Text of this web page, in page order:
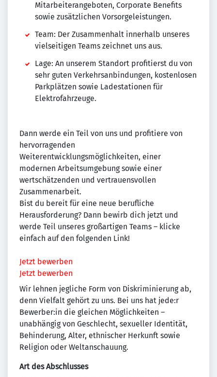
Mitarbeiterangeboten, Corporate Benefits
sowie zusätzlichen Vorsorgeleistungen.
Team: Der Zusammenhalt innerhalb unseres
vielseitigen Teams zeichnet uns aus.
Lage: An unserem Standort profitierst du von
sehr guten Verkehrsanbindungen, kostenlosen
Parkplätzen sowie Ladestationen für
Elektrofahrzeuge.
Dann werde ein Teil von uns und profitiere von
hervorragenden
Weiterentwicklungsmöglichkeiten, einer
modernen Arbeitsumgebung sowie einer
wertschätzenden und vertrauensvollen
Zusammenarbeit.
Bist du bereit für eine neue berufliche
Herausforderung? Dann bewirb dich jetzt und
werde Teil unseres großartigen Teams – klicke
einfach auf den folgenden Link!
Jetzt bewerben
Jetzt bewerben
Wir lehnen jegliche Form von Diskriminierung ab,
denn Vielfalt gehört zu uns. Bei uns hat jede:r
Bewerber:in die gleichen Möglichkeiten –
unabhängig von Geschlecht, sexueller Identität,
Behinderung, Alter, ethnischer Herkunft sowie
Religion oder Weltanschauung.
Art des Abschlusses